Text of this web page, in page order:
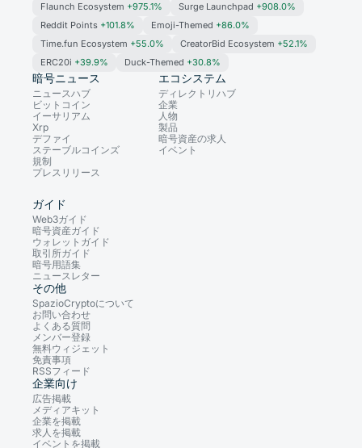
Flaunch Ecosystem +975.1% Surge Launchpad +908.0%
Reddit Points +101.8% Emoji-Themed +86.0%
Time.fun Ecosystem +55.0% CreatorBid Ecosystem +52.1%
ERC20i +39.9% Duck-Themed +30.8%
暗号ニュース
ニュースハブ
ビットコイン
イーサリアム
Xrp
デファイ
ステーブルコインズ
規制
プレスリリース
エコシステム
ディレクトリハブ
企業
人物
製品
暗号資産の求人
イベント
ガイド
Web3ガイド
暗号資産ガイド
ウォレットガイド
取引所ガイド
暗号用語集
ニュースレター
その他
SpazioCryptoについて
お問い合わせ
よくある質問
メンバー登録
無料ウィジェット
免責事項
RSSフィード
企業向け
広告掲載
メディアキット
企業を掲載
求人を掲載
イベントを掲載